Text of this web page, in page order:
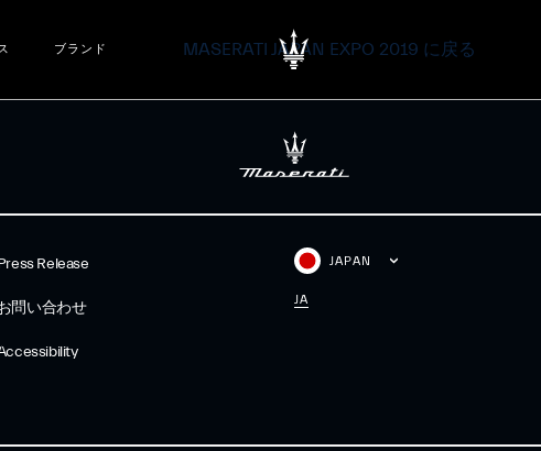
ブランド MASERATI JAPAN EXPO 2019 に戻る
Release
問い合わせ
JAPAN
JA